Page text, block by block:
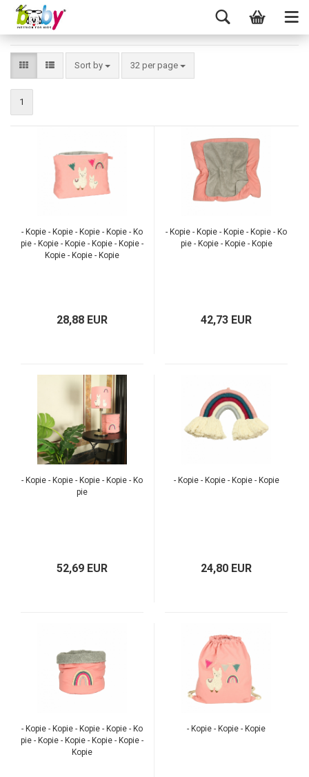
Sort by 32 per page
1
- Kopie - Kopie - Kopie - Kopie - Ko
pie - Kopie - Kopie - Kopie - Kopie -
Kopie - Kopie - Kopie
28,88 EUR
- Kopie - Kopie - Kopie - Kopie - Ko
pie - Kopie - Kopie - Kopie
42,73 EUR
- Kopie - Kopie - Kopie - Kopie - Ko
pie
52,69 EUR
- Kopie - Kopie - Kopie - Kopie
24,80 EUR
- Kopie - Kopie - Kopie - Kopie - Ko
pie - Kopie - Kopie - Kopie - Kopie -
Kopie
- Kopie - Kopie - Kopie